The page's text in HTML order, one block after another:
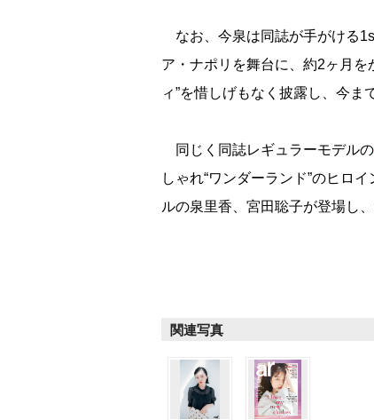
なお、今泉は同誌が手がける
ア・ナポリを舞台に、約2ヶ月
ィ”を惜しげもなく披露し、今ま
同じく同誌レギュラーモデルの
しゃれ“ワンダーランド”のヒロ
ルの泉里香、宮田聡子が登場し
関連写真